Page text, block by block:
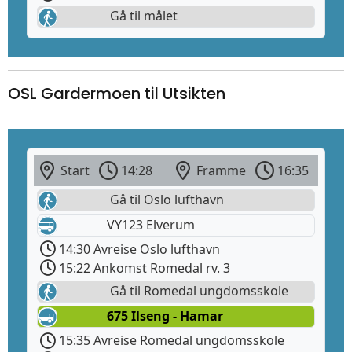
Gå til målet
OSL Gardermoen til Utsikten
Start 14:28 Framme
16:35
Gå til Oslo lufthavn
VY123 Elverum
14:30 Avreise Oslo lufthavn
15:22 Ankomst Romedal rv. 3
Gå til Romedal ungdomsskole
675 Ilseng - Hamar
15:35 Avreise Romedal ungdomsskole